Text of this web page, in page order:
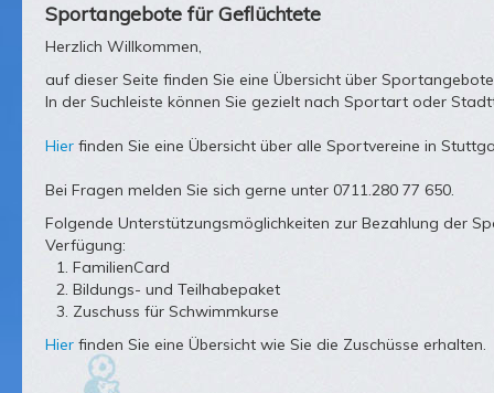
Sportangebote für Geflüchtete
Herzlich Willkommen,
auf dieser Seite finden Sie eine Übersicht über
In der Suchleiste können Sie gezielt nach Sportart oder
Hier finden Sie eine Übersicht über alle Sportvereine in
Bei Fragen melden Sie sich gerne unter 0711.280 77 650.
Folgende Unterstützungsmöglichkeiten zur Bezahlung der
Verfügung:
FamilienCard
Bildungs- und Teilhabepaket
Zuschuss für Schwimmkurse
Hier finden Sie eine Übersicht wie Sie die Zuschüsse erhalten.